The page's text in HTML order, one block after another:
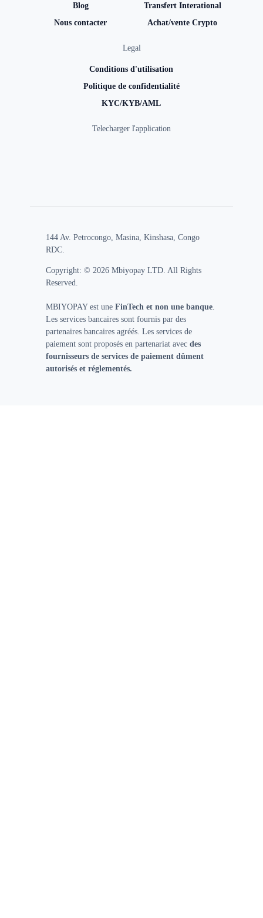
Blog
Nous contacter
Transfert Interational
Achat/vente Crypto
Legal
Conditions d'utilisation
Politique de confidentialité
KYC/KYB/AML
Telecharger l'application
144 Av. Petrocongo, Masina, Kinshasa, Congo
RDC.
Copyright: © 2026 Mbiyopay LTD. All Rights
Reserved.
MBIYOPAY est une FinTech et non une banque
Les services bancaires sont fournis par des
partenaires bancaires agréés. Les services de
paiement sont proposés en partenariat avecdes
fournisseurs de services de paiement dûment
autorisés et réglementés.